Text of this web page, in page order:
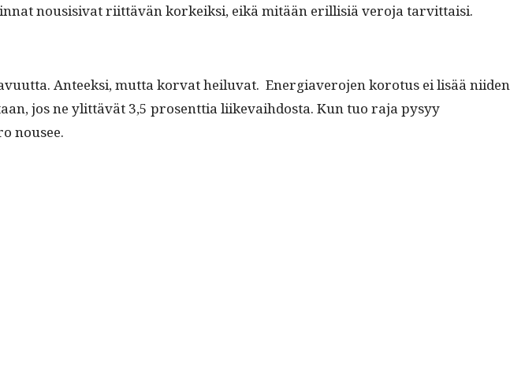
nousi­si­vat riit­tävän korkeik­si, eikä mitään eril­lisiä vero­ja tarvittaisi.
Anteek­si, mut­ta kor­vat heilu­vat. Ener­giavero­jen koro­tus ei lisää niiden
jos ne ylit­tävät 3,5 pros­ent­tia liike­vai­h­dos­ta. Kun tuo raja pysyy
nousee.